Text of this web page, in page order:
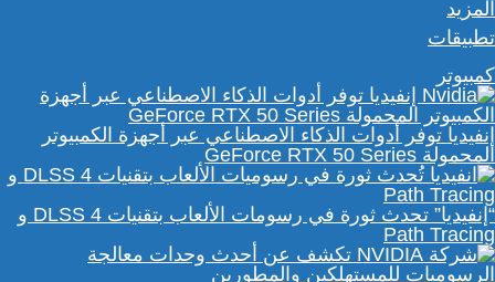
المزيد
تطبيقات
كمبيوتر
إنفيديا توفر أدوات الذكاء الاصطناعي عبر أجهزة الكمبيوتر
المحمولة GeForce RTX 50 Series
“إنفيديا” تحدث ثورة في رسومات الألعاب بتقنيات DLSS 4 و
Path Tracing